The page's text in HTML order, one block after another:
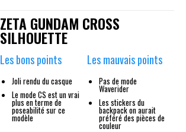
ZETA GUNDAM CROSS
SILHOUETTE
Les bons points
Joli rendu du casque
Le mode CS est un vrai
plus en terme de
poseabilité sur ce
modèle
Les mauvais points
Pas de mode
Waverider
Les stickers du
backpack on aurait
préféré des pièces de
couleur